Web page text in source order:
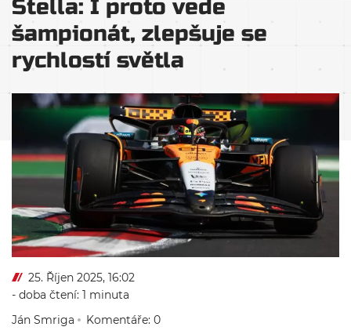
Stella: I proto vede
šampionát, zlepšuje se
rychlostí světla
25. Říjen 2025, 16:02
- doba čtení: 1 minuta
Ján Smriga
Komentáře: 0